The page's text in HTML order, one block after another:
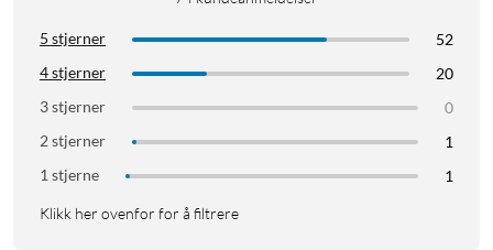
5 stjerner
52
4 stjerner
20
3 stjerner
0
2 stjerner
1
1 stjerne
1
Klikk her ovenfor for å filtrere